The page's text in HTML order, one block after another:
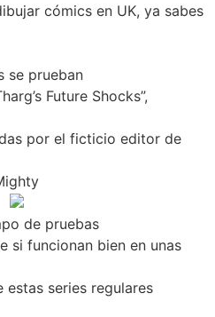
cómics en UK, ya sabes
se prueban
Future Shocks”,
por el ficticio editor de
de pruebas
si funcionan bien en unas
estas series regulares